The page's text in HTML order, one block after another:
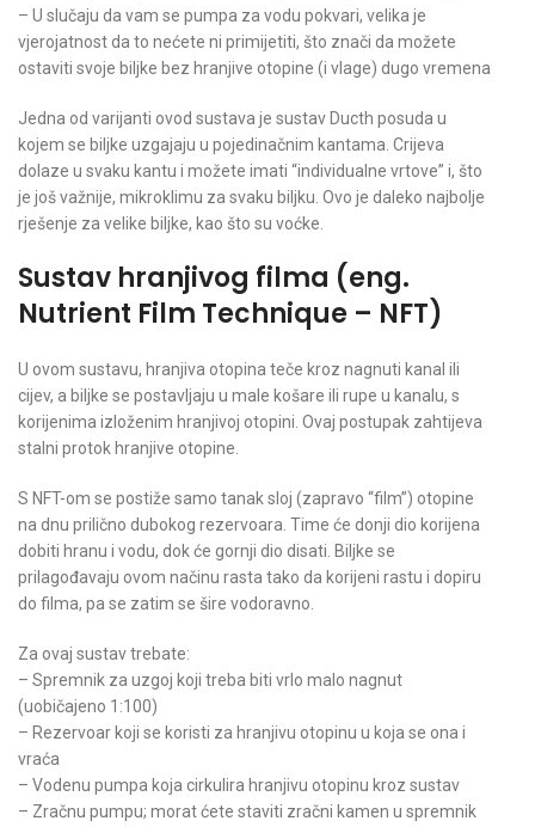
– U slučaju da vam se pumpa za vodu pokvari, velika je
vjerojatnost da to nećete ni primijetiti, što znači da možete
ostaviti svoje biljke bez hranjive otopine (i vlage) dugo vremena
Jedna od varijanti ovod sustava je sustav Ducth posuda u
kojem se biljke uzgajaju u pojedinačnim kantama. Crijeva
dolaze u svaku kantu i možete imati “individualne vrtove” i, što
je još važnije, mikroklimu za svaku biljku. Ovo je daleko najbolje
rješenje za velike biljke, kao što su voćke.
Sustav hranjivog filma (eng.
Nutrient Film Technique – NFT)
U ovom sustavu, hranjiva otopina teče kroz nagnuti kanal ili
cijev, a biljke se postavljaju u male košare ili rupe u kanalu, s
korijenima izloženim hranjivoj otopini. Ovaj postupak zahtijeva
stalni protok hranjive otopine.
S NFT-om se postiže samo tanak sloj (zapravo “film”) otopine
na dnu prilično dubokog rezervoara. Time će donji dio korijena
dobiti hranu i vodu, dok će gornji dio disati. Biljke se
prilagođavaju ovom načinu rasta tako da korijeni rastu i dopiru
do filma, pa se zatim se šire vodoravno.
Za ovaj sustav trebate:
– Spremnik za uzgoj koji treba biti vrlo malo nagnut
(uobičajeno 1:100)
– Rezervoar koji se koristi za hranjivu otopinu u koja se ona i
vraća
– Vodenu pumpa koja cirkulira hranjivu otopinu kroz sustav
– Zračnu pumpu; morat ćete staviti zračni kamen u spremnik